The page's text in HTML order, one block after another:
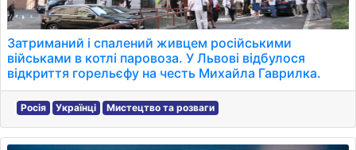
Затриманий і спалений живцем російськими
військами в котлі паровоза. У Львові відбулося
відкриття горельєфу на честь Михайла Гаврилка.
Росія Українці Мистецтво та розваги